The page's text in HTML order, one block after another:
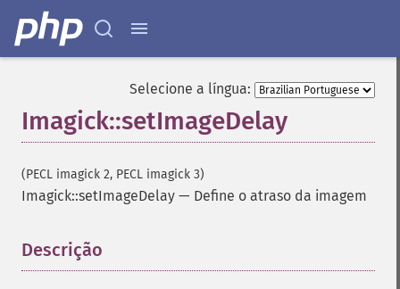
Selecione a língua:
Imagick::setImageDelay
(PECL imagick 2, PECL imagick 3)
Imagick::setImageDelay — Define o atraso da imagem
Descrição
animateImages
annotateImage
appendImages
blueShiftImage
blurImage
borderImage
brightnessContrastImage
clampImage
clear